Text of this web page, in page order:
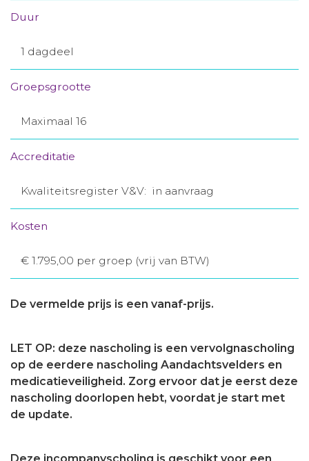
Duur
1 dagdeel
Groepsgrootte
Maximaal 16
Accreditatie
Kwaliteitsregister V&V: in aanvraag
Kosten
€ 1.795,00 per groep (vrij van BTW)
De vermelde prijs is een vanaf-prijs.
LET OP: deze nascholing is een vervolgnascholing
op de eerdere nascholing Aandachtsvelders en
medicatieveiligheid. Zorg ervoor dat je eerst deze
nascholing doorlopen hebt, voordat je start met
de update.